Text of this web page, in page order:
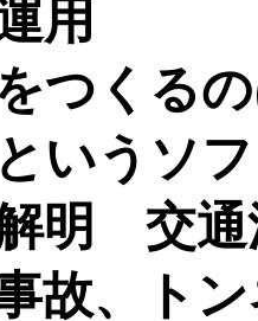
用
つくる
いうソ
明 交通
故、ト